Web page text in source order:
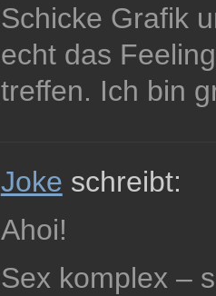
Schicke Grafik
echt das
treffen. Ich bin
Joke schreibt:
Ahoi!
Sex komplex –